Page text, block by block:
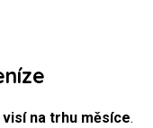
visí na trhu měsíce.